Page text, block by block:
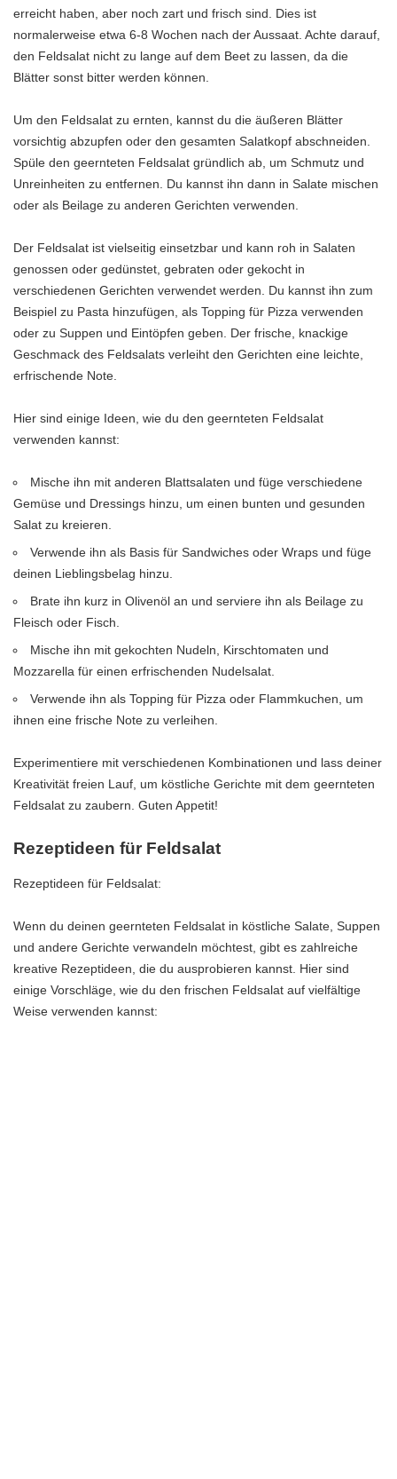
erreicht haben, aber noch zart und frisch sind. Dies ist
normalerweise etwa 6-8 Wochen nach der Aussaat. Achte darauf,
den Feldsalat nicht zu lange auf dem Beet zu lassen, da die
Blätter sonst bitter werden können.
Um den Feldsalat zu ernten, kannst du die äußeren Blätter
vorsichtig abzupfen oder den gesamten Salatkopf abschneiden.
Spüle den geernteten Feldsalat gründlich ab, um Schmutz und
Unreinheiten zu entfernen. Du kannst ihn dann in Salate mischen
oder als Beilage zu anderen Gerichten verwenden.
Der Feldsalat ist vielseitig einsetzbar und kann roh in Salaten
genossen oder gedünstet, gebraten oder gekocht in
verschiedenen Gerichten verwendet werden. Du kannst ihn zum
Beispiel zu Pasta hinzufügen, als Topping für Pizza verwenden
oder zu Suppen und Eintöpfen geben. Der frische, knackige
Geschmack des Feldsalats verleiht den Gerichten eine leichte,
erfrischende Note.
Hier sind einige Ideen, wie du den geernteten Feldsalat
verwenden kannst:
Mische ihn mit anderen Blattsalaten und füge verschiedene
Gemüse und Dressings hinzu, um einen bunten und gesunden
Salat zu kreieren.
Verwende ihn als Basis für Sandwiches oder Wraps und füge
deinen Lieblingsbelag hinzu.
Brate ihn kurz in Olivenöl an und serviere ihn als Beilage zu
Fleisch oder Fisch.
Mische ihn mit gekochten Nudeln, Kirschtomaten und
Mozzarella für einen erfrischenden Nudelsalat.
Verwende ihn als Topping für Pizza oder Flammkuchen, um
ihnen eine frische Note zu verleihen.
Experimentiere mit verschiedenen Kombinationen und lass deiner
Kreativität freien Lauf, um köstliche Gerichte mit dem geernteten
Feldsalat zu zaubern. Guten Appetit!
Rezeptideen für Feldsalat
Rezeptideen für Feldsalat:
Wenn du deinen geernteten Feldsalat in köstliche Salate, Suppen
und andere Gerichte verwandeln möchtest, gibt es zahlreiche
kreative Rezeptideen, die du ausprobieren kannst. Hier sind
einige Vorschläge, wie du den frischen Feldsalat auf vielfältige
Weise verwenden kannst: